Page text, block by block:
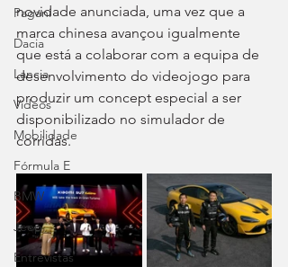
Pagani
Dacia
Lancia
Videos
Mobilidade
Fórmula E
BMW
Jeep
Entrevistas
novidade anunciada, uma vez que a
marca chinesa avançou igualmente
que está a colaborar com a equipa de
desenvolvimento do videojogo para
produzir um concept especial a ser
disponibilizado no simulador de
corridas.